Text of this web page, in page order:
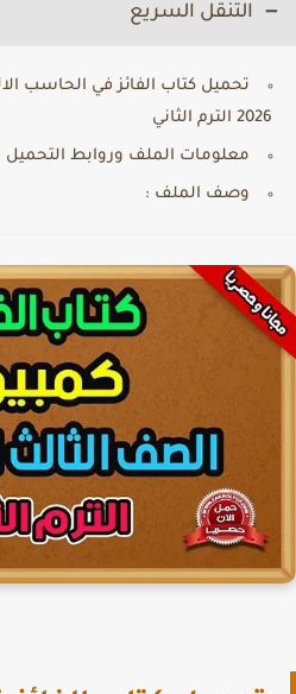
التنقل السريع
تحميل كتاب الفائز في الحاسب الالى
2026 الترم الثاني
معلومات الملف وروابط التحميل :
وصف الملف :